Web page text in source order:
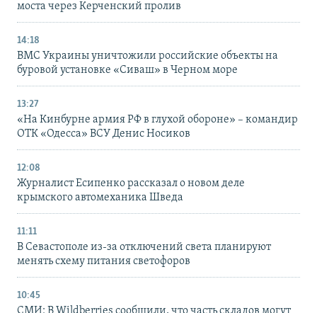
моста через Керченский пролив
14:18
ВМС Украины уничтожили российские объекты на
буровой установке «Сиваш» в Черном море
13:27
«На Кинбурне армия РФ в глухой обороне» – командир
ОТК «Одесса» ВСУ Денис Носиков
12:08
Журналист Есипенко рассказал о новом деле
крымского автомеханика Шведа
11:11
В Севастополе из-за отключений света планируют
менять схему питания светофоров
10:45